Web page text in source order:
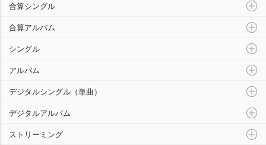
合算シングル
合算アルバム
シングル
アルバム
デジタルシングル（単曲）
デジタルアルバム
ストリーミング